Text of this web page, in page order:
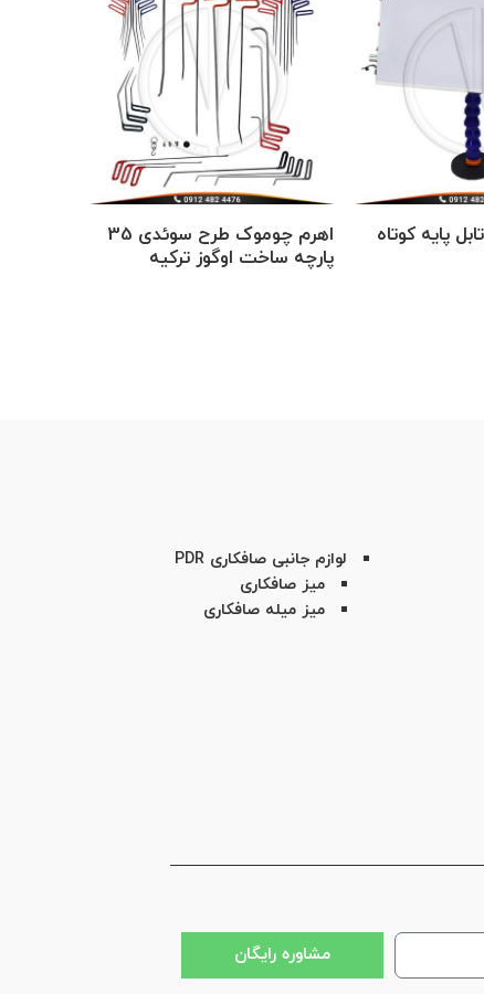
پایه کوتاه
اهرم چوموک طرح سوئدی 35
پارچه ساخت اوگوز ترکیه
لوازم جانبی صافکاری PDR
میز صافکاری
میز میله صافکاری
مشاوره رایگان